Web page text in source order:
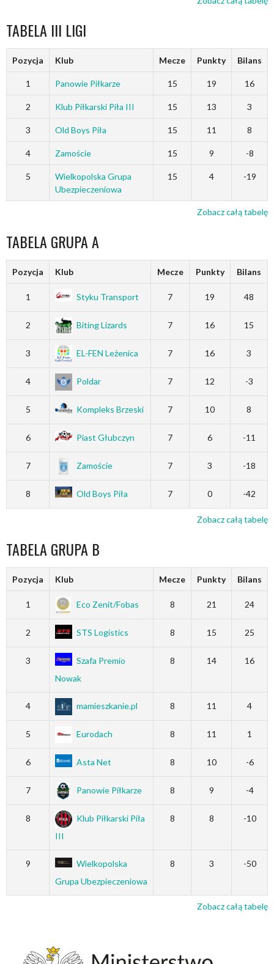
TABELA III LIGI
Pozycja Klub Mecze Punkty Bilans
1 Panowie Piłkarze 15 19 16
2 Klub Piłkarski Piła III 15 13 3
3 Old Boys Piła 15 11 8
4 Zamoście 15 9 -8
5
Wielkopolska Grupa
Ubezpieczeniowa
15 4 -19
Zobacz całą tabelę
TABELA GRUPA A
Pozycja Klub Mecze Punkty Bilans
1 Styku Transport 7 19 48
2 Biting Lizards 7 16 15
3 EL-FEN Leżenica 7 16 3
4 Poldar 7 12 -3
5 Kompleks Brzeski 7 10 8
6 Piast Głubczyn 7 6 -11
7 Zamoście 7 3 -18
8 Old Boys Piła 7 0 -42
Zobacz całą tabelę
TABELA GRUPA B
Pozycja Klub Mecze Punkty Bilans
1 Eco Zenit/Fobas 8 21 24
2 STS Logistics 8 15 25
3
Szafa Premio
Nowak
8 14 16
4 mamieszkanie.pl 8 11 4
5 Eurodach 8 11 1
6 Asta Net 8 10 -6
7 Panowie Piłkarze 8 9 -4
8
Klub Piłkarski Piła
III
8 8 -10
9
Wielkopolska
Grupa Ubezpieczeniowa
8 3 -50
Zobacz całą tabelę